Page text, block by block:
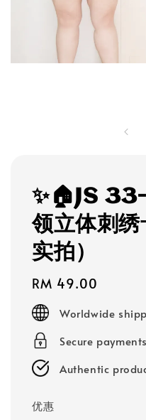
✨🏠JS
领立体刺
实拍）
Regular
price
RM 49.00
Worldwide
Secure payments
Authentic
优惠